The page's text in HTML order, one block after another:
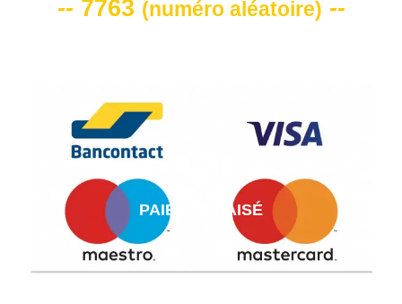
-- 7763 (numéro aléatoire) --
PAIEMENT AISÉ